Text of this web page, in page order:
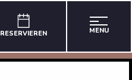
RESERVIEREN MENU